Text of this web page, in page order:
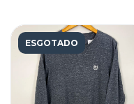
ESGOTADO